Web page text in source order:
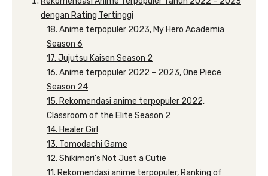
dengan Rating Tertinggi
18. Anime terpopuler 2023, My Hero Academia
Season 6
17. Jujutsu Kaisen Season 2
16. Anime terpopuler 2022 – 2023, One Piece
Season 24
15. Rekomendasi anime terpopuler 2022,
Classroom of the Elite Season 2
14. Healer Girl
13. Tomodachi Game
12. Shikimori’s Not Just a Cutie
11. Rekomendasi anime terpopuler, Ranking of